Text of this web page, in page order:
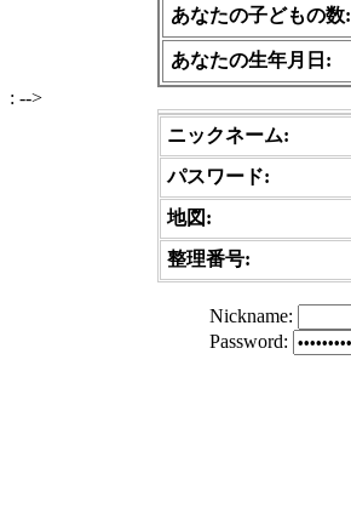
あなたの子どもの数:
あなたの生年月日:
: -->
ニックネーム:
パスワード:
地図:
整理番号:
Nickname:
Password: